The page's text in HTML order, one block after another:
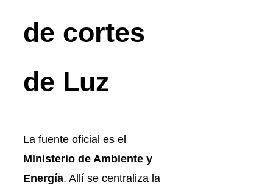
de cortes
de Luz
La fuente oficial es el
Ministerio de Ambiente y
Energía. Allí se centraliza la